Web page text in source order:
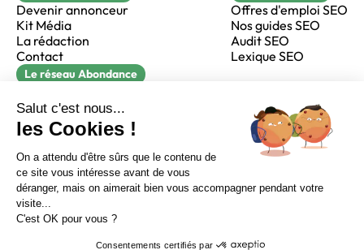
Sur LinkedIn Sur Youtube
Sur X Sur Facebook
Newsletter Abondance
Devenir annonceur
Kit Média
La rédaction
Contact
Offres d'emploi SEO
Nos guides SEO
Audit SEO
Lexique SEO
Le réseau Abondance
Réacteur
alfie formation